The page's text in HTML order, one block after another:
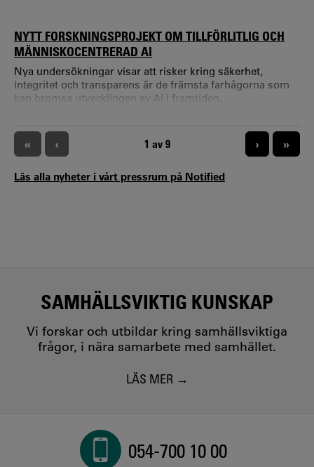
akademi och industrin. Öppen del med fokus på aktuell
forskning Den öppna delen inleddes med
välkomsthälsningar från Karlstads universitet och Telia, fö
NYTT FORSKNINGSPROJEKT OM TILLFÖRLITLIG OCH
MÄNNISKOCENTRERAD AI
Nya undersökningar visar att risker kring säkerhet,
integritet och transparens är de främsta farhågorna som
kan bromsa utvecklingen av AI i framtiden.
PAGINERING
« ‹ NUVARANDE SIDA
1 av 9 › »
Läs alla nyheter i vårt pressrum på Notified
SAMHÄLLSVIKTIG KUNSKAP
Vi forskar och utbildar kring samhällsviktiga
frågor, i nära samarbete med samhället.
LÄS MER
054-700 10 00